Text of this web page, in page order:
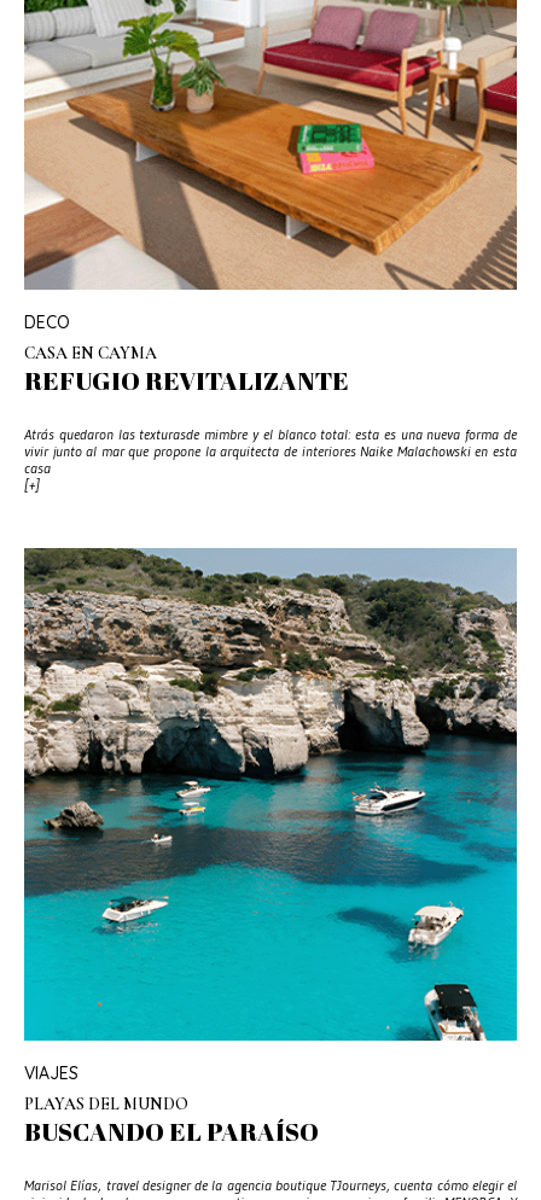
DECO
CASA EN CAYMA
REFUGIO REVITALIZANTE
Atrás quedaron las texturasde mimbre y el blanco total: esta es una nueva forma de
vivir junto al mar que propone la arquitecta de interiores Naike Malachowski en esta
casa
[+]
VIAJES
PLAYAS DEL MUNDO
BUSCANDO EL PARAÍSO
Marisol Elías, travel designer de la agencia boutique TJourneys, cuenta cómo elegir el